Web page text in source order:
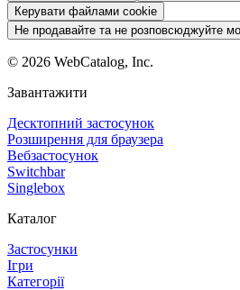
Керувати файлами cookie
Не продавайте та не розповсюджуйте
© 2026 WebCatalog, Inc.
Завантажити
Десктопний застосунок
Розширення для браузера
Вебзастосунок
Switchbar
Singlebox
Каталог
Застосунки
Ігри
Категорії